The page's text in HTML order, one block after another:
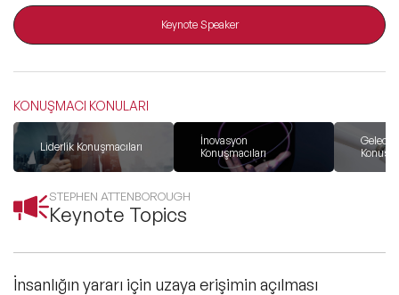
Trend Konular
🔥 Liderlik Konuşmacıları
Keynote Speaker
KONUŞMACI KONULARI
Liderlik Konuşmacıları
İnovasyon
Konuşmacıları
STEPHEN ATTENBOROUGH
Keynote Topics
İnsanlığın yararı için uzaya erişimin açılması